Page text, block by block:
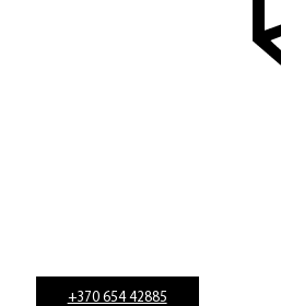
+370 654 42885